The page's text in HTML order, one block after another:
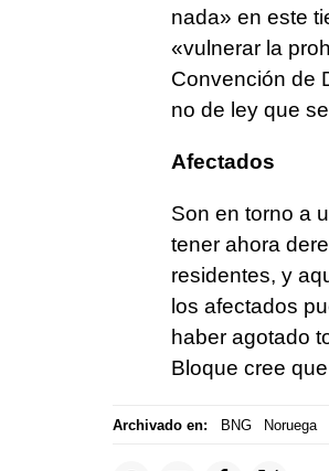
nada» en este
«vulnerar la
Convención de
no de ley que
Afectados
Son en torno a
tener ahora
residentes, y
los afectados
haber agotado
Bloque cree
Archivado en: BNG Noruega